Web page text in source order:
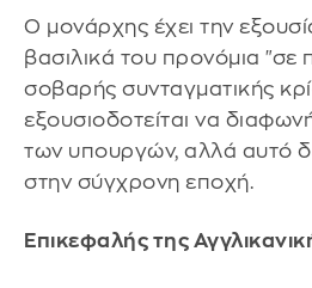
Ο μονάρχης έχει την
βασιλικά του προνόμια "σε
σοβαρής συνταγματικής
εξουσιοδοτείται να
των υπουργών, αλλά αυτό
στην σύγχρονη εποχή.
Επικεφαλής της